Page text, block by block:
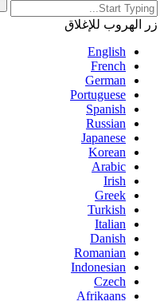
زر الهروب للإغلاق
English
French
German
Portuguese
Spanish
Russian
Japanese
Korean
Arabic
Irish
Greek
Turkish
Italian
Danish
Romanian
Indonesian
Czech
Afrikaans